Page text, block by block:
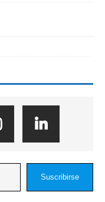
Suscribirse